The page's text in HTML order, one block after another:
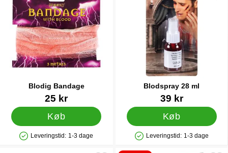
Blodig Bandage
Varenr 3867825 kr
Køb
Produkttilgængelighed: På lager
Leveringstid: 1-3 dage
Blodspray 28 ml
Varenr 3855739 kr
Køb
Produkttilgængelighed: På lager
Leveringstid: 1-3 dage